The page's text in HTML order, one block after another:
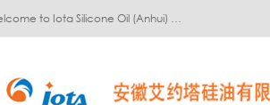
Welcome to Iota Silicone Oil (Anhui) Co., Ltd.!